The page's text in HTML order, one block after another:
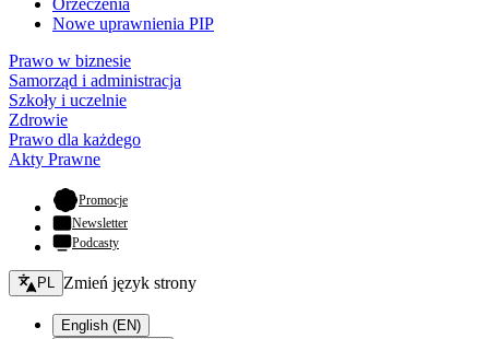
Orzeczenia
Nowe uprawnienia PIP
Prawo w biznesie
Samorząd i administracja
Szkoły i uczelnie
Zdrowie
Prawo dla każdego
Akty Prawne
Promocje- otwiera się w nowej karcie
Newsletter
Podcasty
Zmień język - bieżący:
PL Zmień język strony
English (EN)